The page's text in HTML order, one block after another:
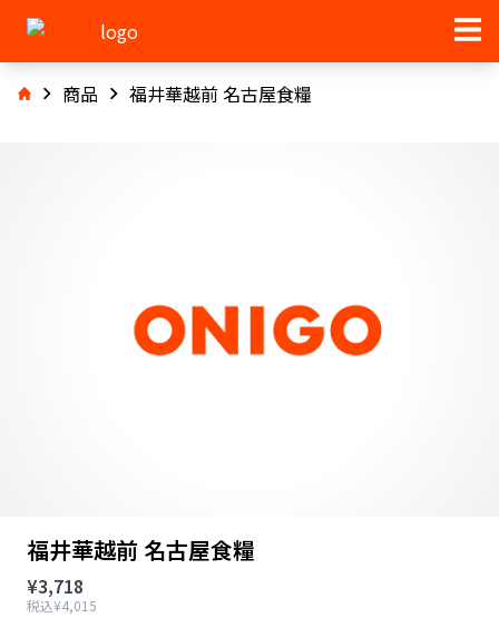
商品 福井華越前 名古屋食糧
福井華越前 名古屋食糧
¥3,718
税込¥4,015